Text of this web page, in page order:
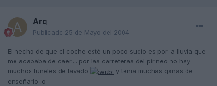
Arq
Publicado 25 de Mayo del 2004
El hecho de que el coche esté un poco sucio es por la lluvia que
me acababa de caer.... por las carreteras del pirineo no hay
muchos tuneles de lavado
y tenia muchas ganas de
enseñarlo :o